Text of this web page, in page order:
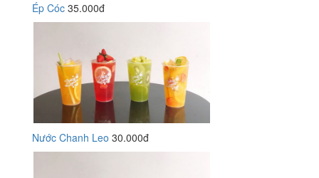
Ép Cóc 35.000đ
Nước Chanh Leo 30.000đ